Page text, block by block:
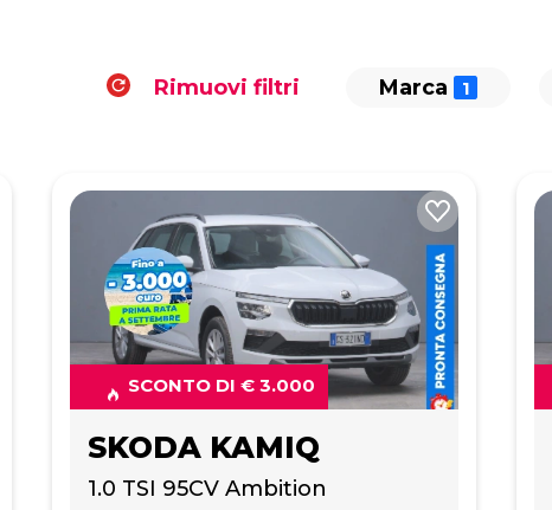
Rimuovi filtri Marca
SCONTO DI € 3.000
SKODA KAMIQ
1.0 TSI 95CV Ambition